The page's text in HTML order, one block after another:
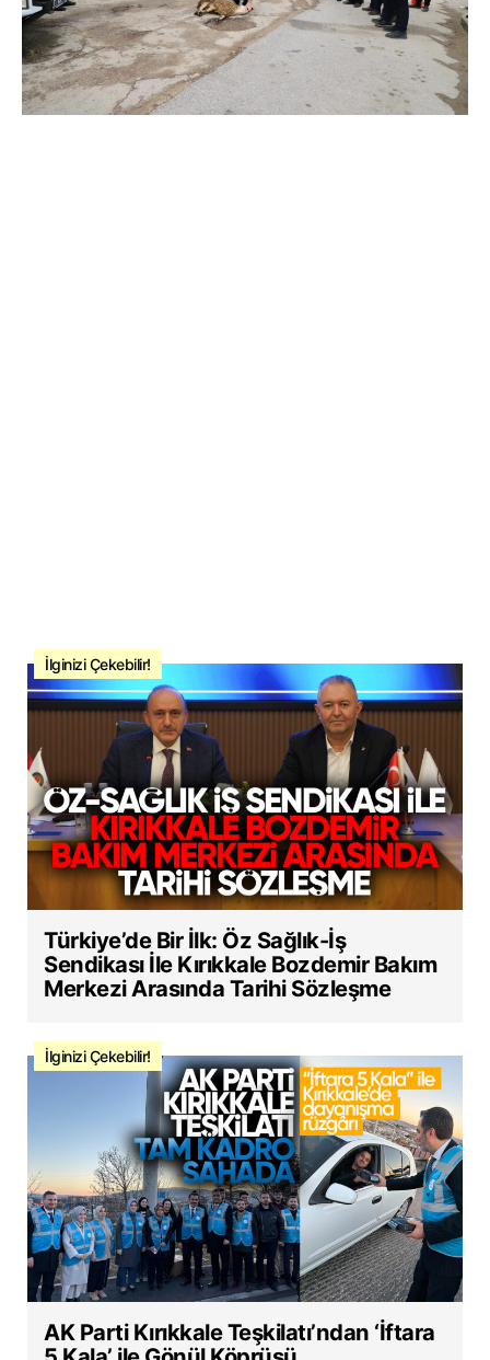
İlginizi Çekebilir!
Türkiye’de Bir İlk: Öz Sağlık-İş
Sendikası İle Kırıkkale Bozdemir Bakım
Merkezi Arasında Tarihi Sözleşme
İlginizi Çekebilir!
AK Parti Kırıkkale Teşkilatı’ndan ‘İftara